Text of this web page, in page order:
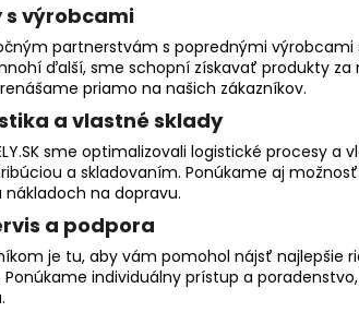
s výrobcami
partnerstvám s poprednými výrobcami
mnohí ďalší, sme schopní získavať produkty
priamo na našich zákazníkov.
a vlastné sklady
sme optimalizovali logistické procesy
a skladovaním. Ponúkame aj
na dopravu.
a podpora
je tu, aby vám pomohol nájsť najlepšie
individuálny prístup a
SUN-XL02-B
LEPENKU TYPU
BLACHOTRAPEZ"
€3,88